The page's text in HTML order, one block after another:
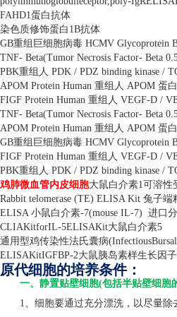
FAHD1蛋白抗体
染色质修饰蛋白 1B抗体
GB重组巨细胞病毒 HCMV Glycoprotein
TNF- Beta(Tumor Necrosis Factor- Beta
PBK重组人 PDK / PDZ binding kinase /
APOM Protein Human 重组人 APOM 蛋白
FIGF Protein Human 重组人 VEGF-D /
TNF- Beta(Tumor Necrosis Factor- Beta
APOM Protein Human 重组人 APOM 蛋白
GB重组巨细胞病毒 HCMV Glycoprotein
FIGF Protein Human 重组人 VEGF-D /
PBK重组人 PDK / PDZ binding kinase /
鸡肺微血管内皮细胞大鼠白介素1可溶性
Rabbit telomerase (TE) ELISA Kit 兔子端
ELISA 小鼠白介素-7(mouse IL-7) 进口
CLIAKitforIL-5ELISAKit大鼠白介素5
通用型鸡传染性法氏囊病
ELISAKitIGFBP-2大鼠胰岛素样生长因
原代细胞的培养条件：
一、静置贴壁细胞(包括半贴壁细胞
1、细胞要通过充分漂洗，以尽量除